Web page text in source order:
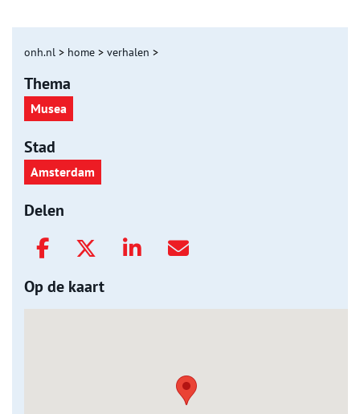
onh.nl > home > verhalen >
Thema
Musea
Stad
Amsterdam
Delen
Op de kaart